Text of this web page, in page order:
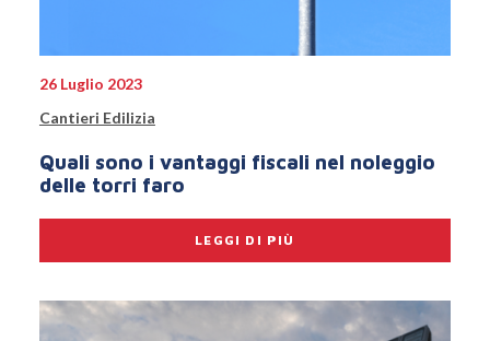
26 Luglio 2023
Cantieri Edilizia
Quali sono i vantaggi fiscali nel noleggio
delle torri faro
LEGGI DI PIÙ